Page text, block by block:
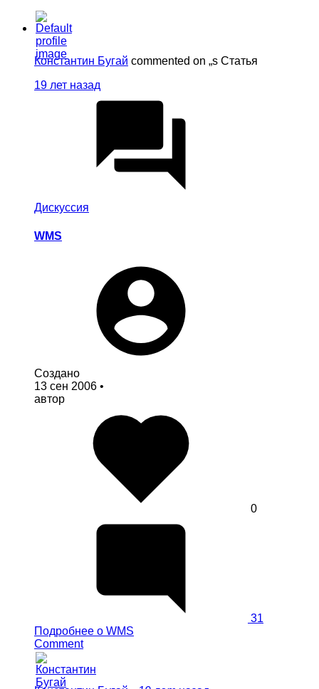
Константин Бугай commented on „s Статья
19 лет назад
Дискуссия
WMS
Создано
13 сен 2006 •
автор
0
31
Подробнее о WMS
Comment